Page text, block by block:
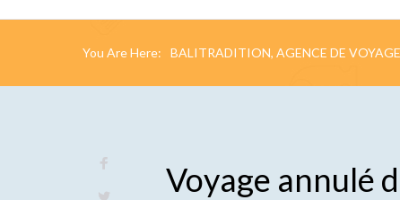
You Are Here: BALITRADITION, AGENCE DE
Voyage annulé